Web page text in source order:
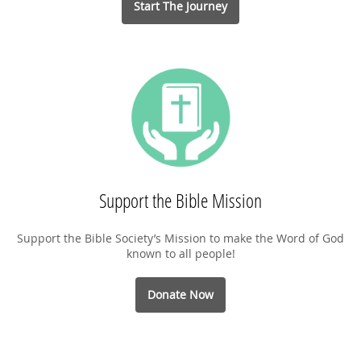
Start The Journey
Support the Bible Mission
Support the Bible Society’s Mission to make the Word of God
known to all people!
Donate Now